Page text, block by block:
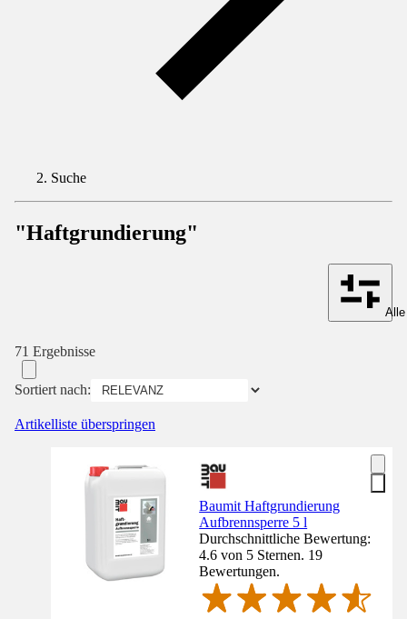
Suche
"Haftgrundierung"
71 Ergebnisse
Sortiert nach:
Artikelliste überspringen
Baumit Haftgrundierung
Aufbrennsperre 5 l
Durchschnittliche Bewertung:
4.6 von 5 Sternen. 19
Bewertungen.